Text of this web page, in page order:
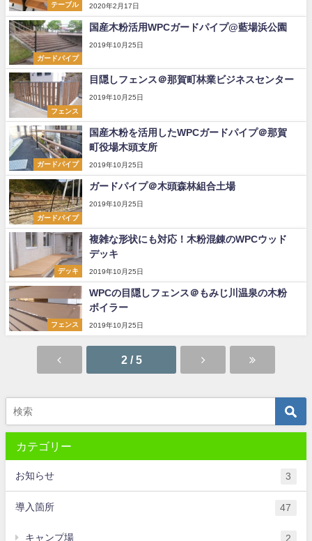
テーブル 2020年2月17日
ガードパイプ
国産木粉活用WPCガードパイプ@藍場浜公園
2019年10月25日
フェンス
目隠しフェンス＠那賀町林業ビジネスセンター
2019年10月25日
ガードパイプ
国産木粉を活用したWPCガードパイプ＠那賀
町役場木頭支所
2019年10月25日
ガードパイプ
ガードパイプ＠木頭森林組合土場
2019年10月25日
デッキ
複雑な形状にも対応！木粉混錬のWPCウッド
デッキ
2019年10月25日
フェンス
WPCの目隠しフェンス＠もみじ川温泉の木粉
ボイラー
2019年10月25日
2 / 5
カテゴリー
お知らせ 3
導入箇所 47
キャンプ場 2